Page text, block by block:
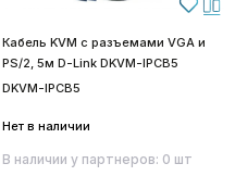
Кабель KVM с разъемами VGA и
PS/2, 5м D-Link DKVM-IPCB5
DKVM-IPCB5
Нет в наличии
В наличии у партнеров: 0 шт